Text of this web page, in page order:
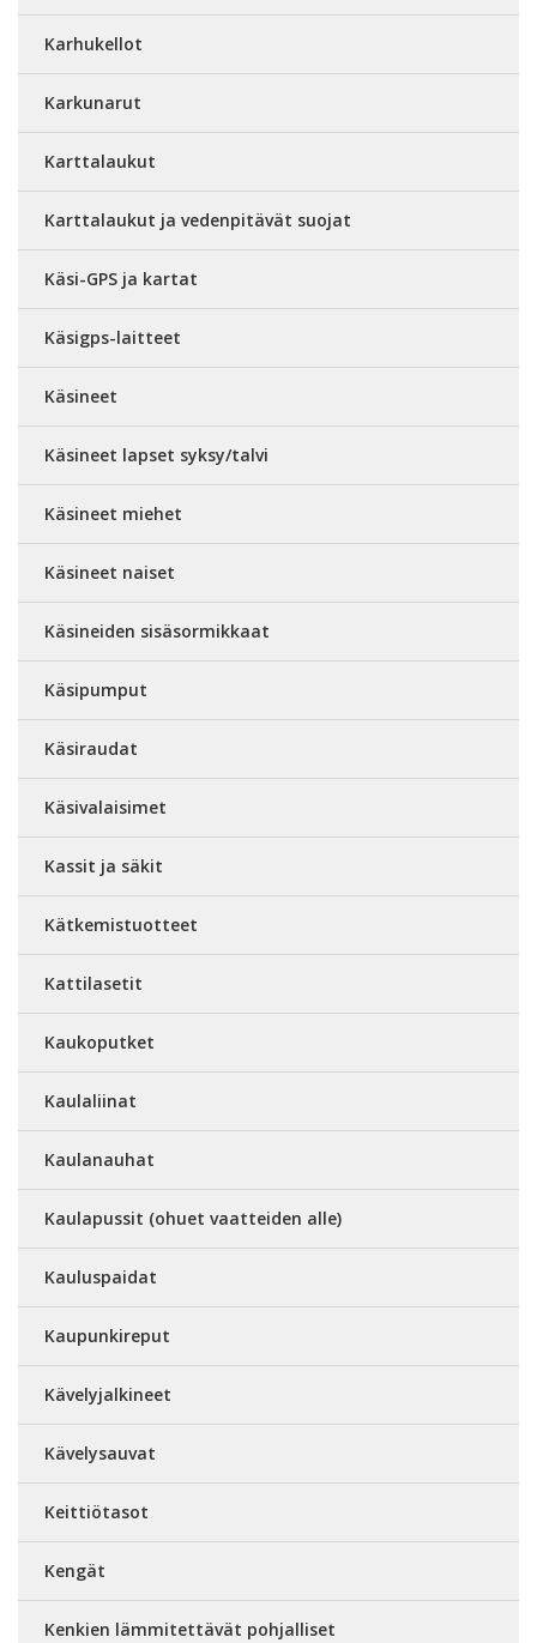
Karhukellot
Karkunarut
Karttalaukut
Karttalaukut ja vedenpitävät suojat
Käsi-GPS ja kartat
Käsigps-laitteet
Käsineet
Käsineet lapset syksy/talvi
Käsineet miehet
Käsineet naiset
Käsineiden sisäsormikkaat
Käsipumput
Käsiraudat
Käsivalaisimet
Kassit ja säkit
Kätkemistuotteet
Kattilasetit
Kaukoputket
Kaulaliinat
Kaulanauhat
Kaulapussit (ohuet vaatteiden alle)
Kauluspaidat
Kaupunkireput
Kävelyjalkineet
Kävelysauvat
Keittiötasot
Kengät
Kenkien lämmitettävät pohjalliset